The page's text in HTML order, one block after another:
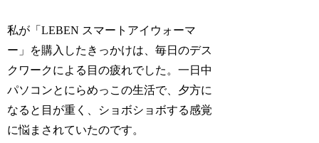
私が「LEBEN スマートアイウォーマ
ー」を購入したきっかけは、毎日のデス
クワークによる目の疲れでした。一日中
パソコンとにらめっこの生活で、夕方に
なると目が重く、ショボショボする感覚
に悩まされていたのです。